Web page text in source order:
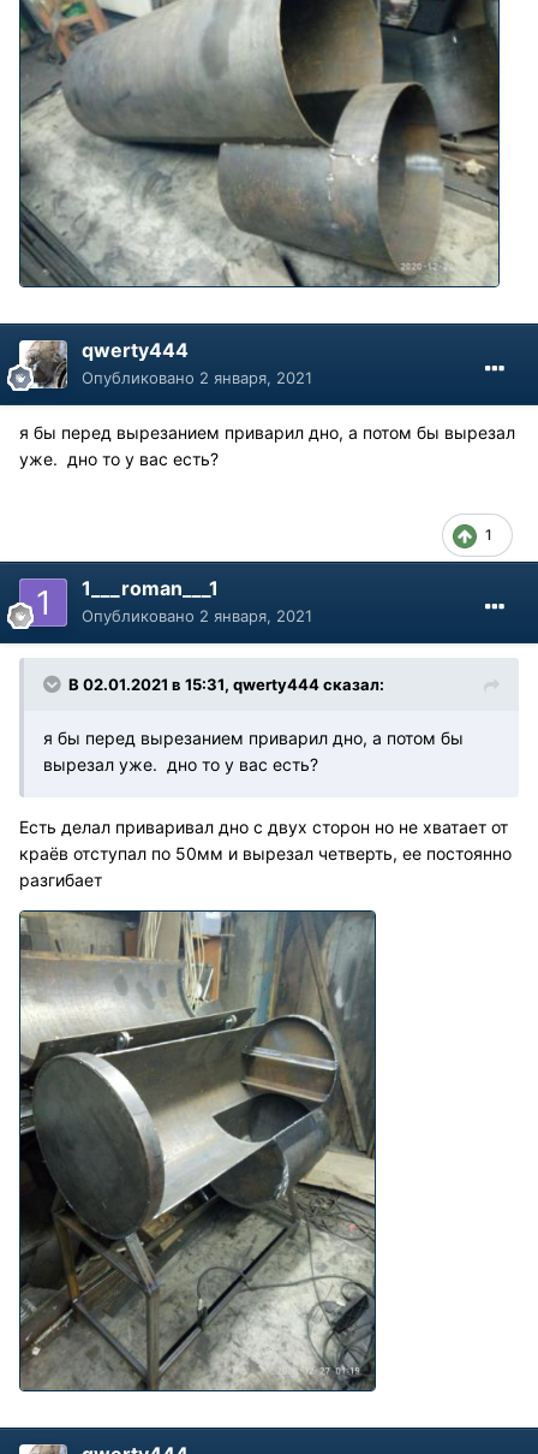
qwerty444
Опубликовано 2 января, 2021
я бы перед вырезанием приварил дно, а потом бы вырезал
уже. дно то у вас есть?
1
1___roman___1
Опубликовано 2 января, 2021
В 02.01.2021 в 15:31, qwerty444 сказал:
я бы перед вырезанием приварил дно, а потом бы
вырезал уже. дно то у вас есть?
Есть делал приваривал дно с двух сторон но не хватает от
краёв отступал по 50мм и вырезал четверть, ее постоянно
разгибает